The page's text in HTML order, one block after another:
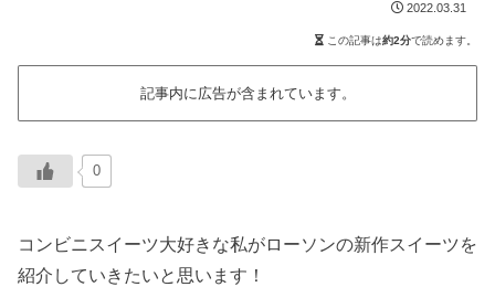
2022.03.31
この記事は約2分で読めます。
記事内に広告が含まれています。
0
コンビニスイーツ大好きな私がローソンの新作スイーツを
紹介していきたいと思います！